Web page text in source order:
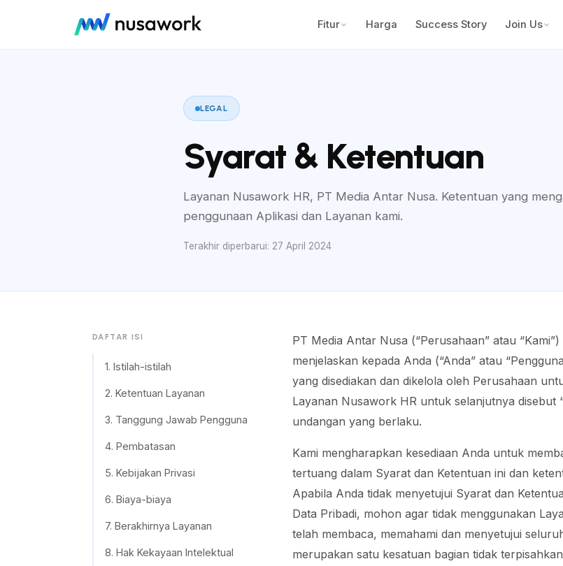
Fitur Harga Success Story Join Us
LEGAL
Syarat & Ketentuan
Layanan Nusawork HR, PT Media Antar Nusa. Ketentuan yang
penggunaan Aplikasi dan Layanan kami.
Terakhir diperbarui: 27 April 2024
DAFTAR ISI
1. Istilah-istilah
2. Ketentuan Layanan
3. Tanggung Jawab Pengguna
4. Pembatasan
5. Kebijakan Privasi
6. Biaya-biaya
7. Berakhirnya Layanan
8. Hak Kekayaan Intelektual
PT Media Antar Nusa (“Perusahaan” atau
menjelaskan kepada Anda (“Anda” atau
yang disediakan dan dikelola oleh Perusahaan
Layanan Nusawork HR untuk selanjutnya
undangan yang berlaku.
Kami mengharapkan kesediaan Anda untuk
tertuang dalam Syarat dan Ketentuan ini dan
Apabila Anda tidak menyetujui Syarat dan
Data Pribadi, mohon agar tidak menggunakan
telah membaca, memahami dan menyetujui
merupakan satu kesatuan bagian tidak